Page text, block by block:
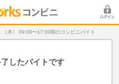
木） 09:00〜17:00朝のコンビニバイト
したバイトです